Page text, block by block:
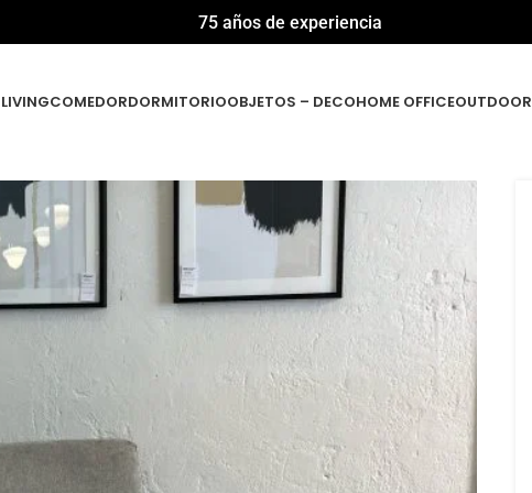
75 años de experiencia
LIVINGCOMEDORDORMITORIOOBJETOS – DECOHOME OFFICEOUTDOOR